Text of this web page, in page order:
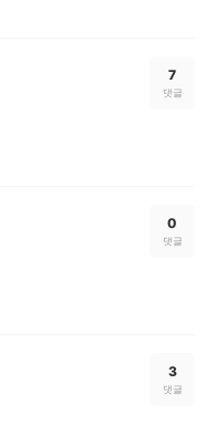
7
댓글
0
댓글
3
댓글